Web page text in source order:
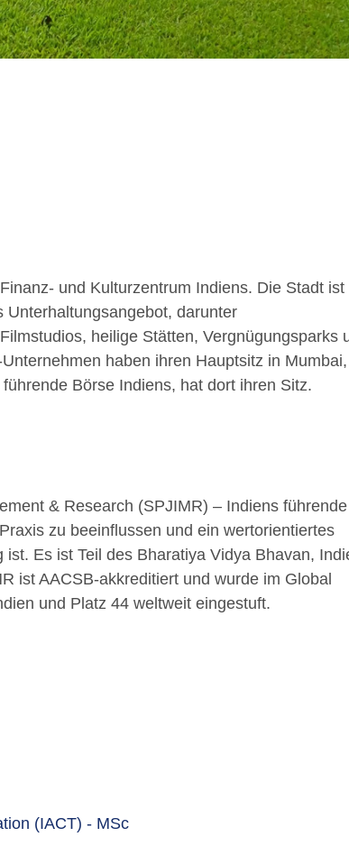
und Kulturzentrum Indiens. Die Stadt ist
Unterhaltungsangebot, darunter
heilige Stätten, Vergnügungsparks
haben ihren Hauptsitz in Mumbai,
Börse Indiens, hat dort ihren Sitz.
& Research (SPJIMR) – Indiens führende
zu beeinflussen und ein wertorientiertes
Es ist Teil des Bharatiya Vidya Bhavan,
ist AACSB-akkreditiert und wurde im Global
und Platz 44 weltweit eingestuft.
(IACT) - MSc